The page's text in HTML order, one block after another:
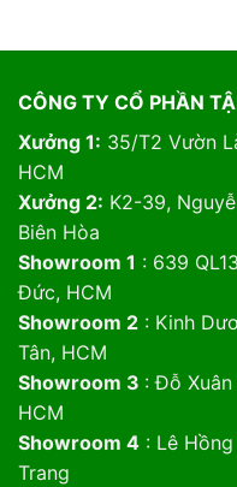
CÔNG TY CỔ PHẦN
Xưởng 1: 35/T2 Vườn
HCM
Xưởng 2: K2-39,
Biên Hòa
Showroom 1 : 639
Đức, HCM
Showroom 2: Kinh
Tân, HCM
Showroom 3 : Đỗ Xuân
HCM
Showroom 4: Lê Hồng
Trang